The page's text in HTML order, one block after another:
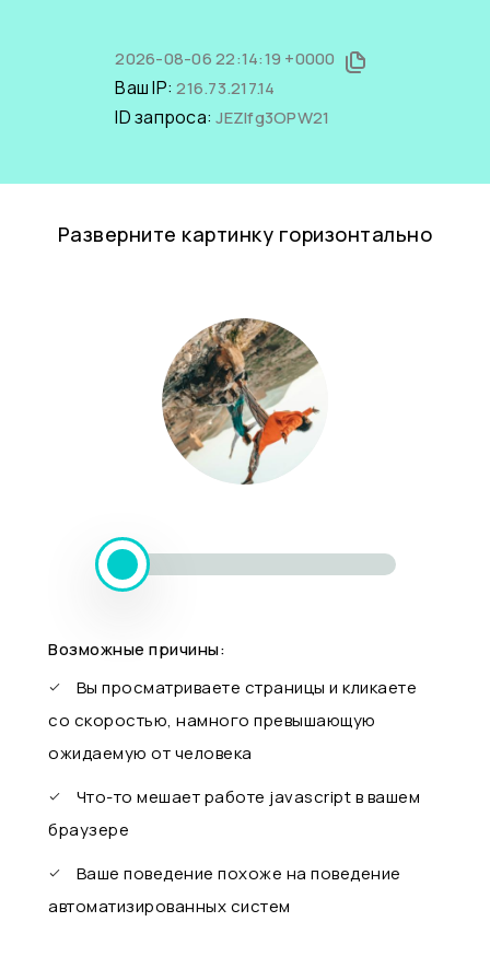
2026-08-06 22:14:19 +0000
Ваш IP:216.73.217.14
ID запроса:JEZlfg3OPW21
Разверните картинку горизонтально
Возможные причины:
Вы просматриваете страницы и кликаете
со скоростью, намного превышающую
ожидаемую от человека
Что-то мешает работе javascript в вашем
браузере
Ваше поведение похоже на поведение
автоматизированных систем